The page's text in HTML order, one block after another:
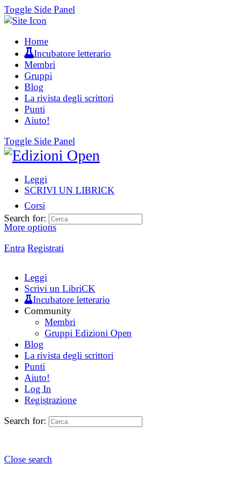
Toggle Side Panel
Home
Incubatore letterario
Membri
Gruppi
Blog
La rivista degli scrittori
Punti
Aiuto!
Toggle Side Panel
Leggi
SCRIVI UN LIBRICK
Corsi
More options
Entra Registrati
Search for:
Leggi
Scrivi un LibriCK
Incubatore letterario
Community
Membri
Gruppi Edizioni Open
Blog
La rivista degli scrittori
Punti
Aiuto!
Log In
Registrazione
Search for:
Close search